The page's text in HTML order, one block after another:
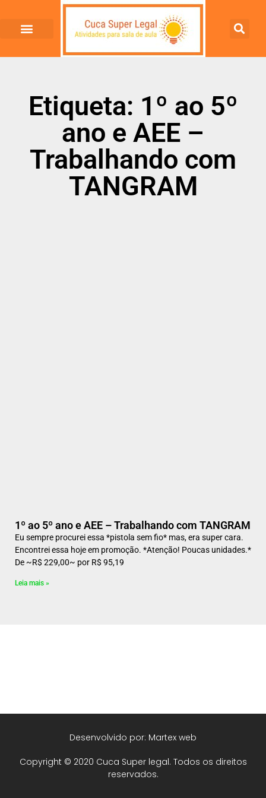
Etiqueta: 1º ao 5º
ano e AEE –
Trabalhando com
TANGRAM
1º ao 5º ano e AEE – Trabalhando com TANGRAM
Eu sempre procurei essa *pistola sem fio* mas, era super cara.
Encontrei essa hoje em promoção. *Atenção! Poucas unidades.*
De ~R$ 229,00~ por R$ 95,19
Leia mais »
Copyright © 2020 Cuca Super legal. Todos os direitos
reservados.
Desenvolvido por: Martex web